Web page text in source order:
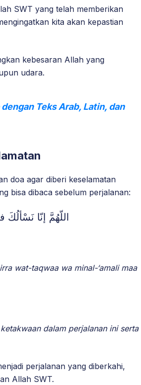
SWT yang telah memberikan
kita akan kepastian
kebesaran Allah yang
udara.
Teks Arab, Latin, dan
doa agar diberi keselamatan
bisa dibaca sebelum perjalanan:
اللّهُمَّ إنّا
wat-taqwaa wa minal-‘amali maa
dalam perjalanan ini serta
perjalanan yang diberkahi,
Allah SWT.